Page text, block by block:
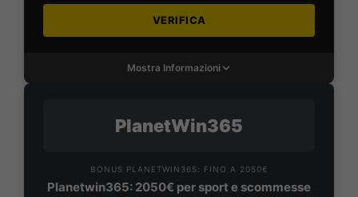
VERIFICA
Mostra Informazioni
PlanetWin365
BONUS PLANETWIN365: FINO A 2050€
Planetwin365: 2050€ per sport e scommesse